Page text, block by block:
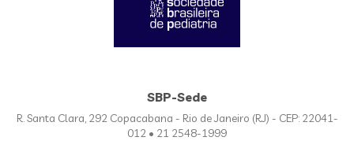
SBP-Sede
R. Santa Clara, 292 Copacabana - Rio de Janeiro (RJ) - CEP: 22041-
012 • 21 2548-1999